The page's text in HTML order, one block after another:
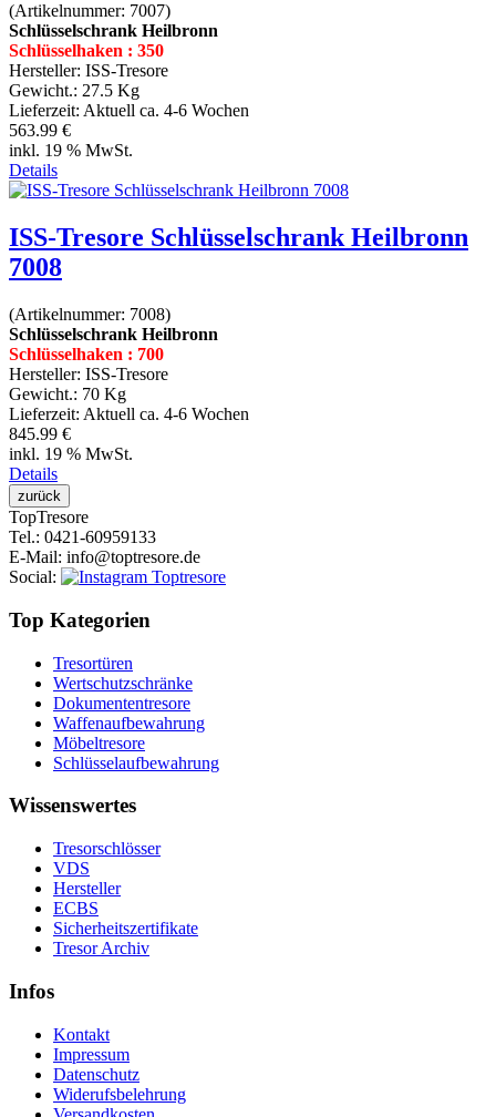
(Artikelnummer: 7007)
Schlüsselschrank Heilbronn
Schlüsselhaken : 350
Hersteller: ISS-Tresore
Gewicht.: 27.5 Kg
Lieferzeit: Aktuell ca. 4-6 Wochen
563.99 €
inkl. 19 % MwSt.
Details
ISS-Tresore Schlüsselschrank Heilbronn
7008
(Artikelnummer: 7008)
Schlüsselschrank Heilbronn
Schlüsselhaken : 700
Hersteller: ISS-Tresore
Gewicht.: 70 Kg
Lieferzeit: Aktuell ca. 4-6 Wochen
845.99 €
inkl. 19 % MwSt.
Details
TopTresore
Tel.: 0421-60959133
E-Mail: info@toptresore.de
Social:
Top Kategorien
Tresortüren
Wertschutzschränke
Dokumententresore
Waffenaufbewahrung
Möbeltresore
Schlüsselaufbewahrung
Wissenswertes
Tresorschlösser
VDS
Hersteller
ECBS
Sicherheitszertifikate
Tresor Archiv
Infos
Kontakt
Impressum
Datenschutz
Widerufsbelehrung